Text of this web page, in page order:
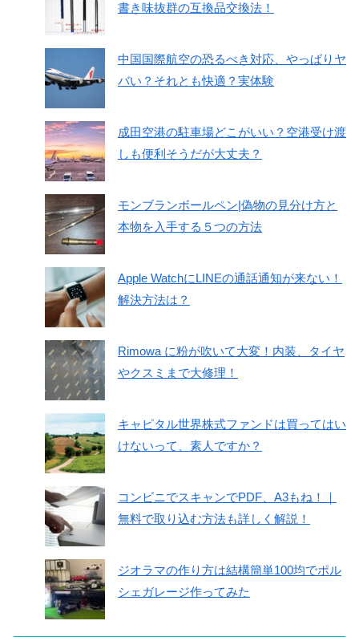
書き味抜群の互換品交換法！
中国国際航空の恐るべき対応、やっぱりヤ
バい？それとも快適？実体験
成田空港の駐車場どこがいい？空港受け渡
しも便利そうだが大丈夫？
モンブランボールペン|偽物の見分け方と
本物を入手する５つの方法
Apple WatchにLINEの通話通知が来ない！
解決方法は？
Rimowa に粉が吹いて大変！内装、タイヤ
やクスミまで大修理！
キャピタル世界株式ファンドは買ってはい
けないって、素人ですか？
コンビニでスキャンでPDF、A3もね！｜
無料で取り込む方法も詳しく解説！
ジオラマの作り方は結構簡単100均でポル
シェガレージ作ってみた